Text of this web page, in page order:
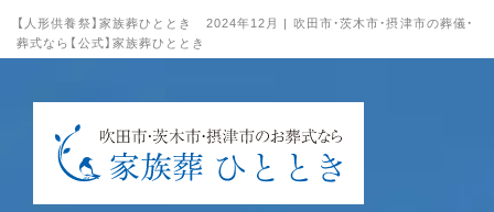
【人形供養祭】家族葬ひととき 2024年12月 | 吹田市・茨木市・摂津市の葬儀・
葬式なら【公式】家族葬ひととき
2024年7月
2024年5月
2024年4月
2024年3月